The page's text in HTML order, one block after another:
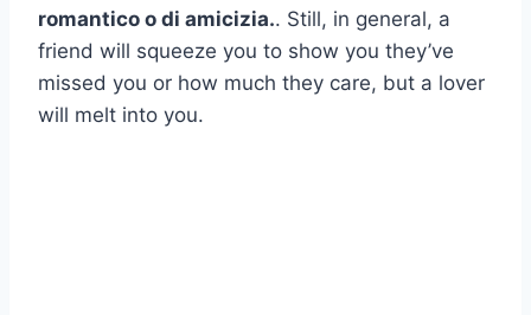
romantico o di amicizia.. Still, in general, a
friend will squeeze you to show you they’ve
missed you or how much they care, but a lover
will melt into you.